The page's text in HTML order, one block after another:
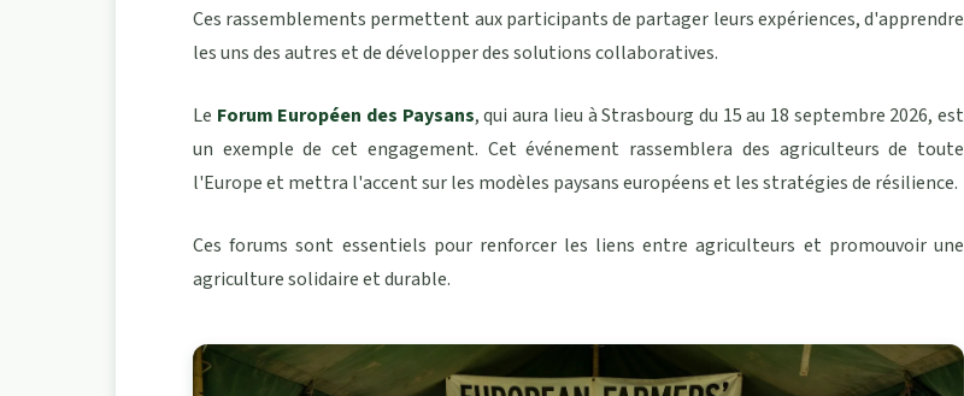
Ces rassemblements permettent aux participants de partager leurs expériences, d'apprendre
les uns des autres et de développer des solutions collaboratives.
Le Forum Européen des Paysans, qui aura lieu à Strasbourg du 15 au 18 septembre 2026, est
un exemple de cet engagement. Cet événement rassemblera des agriculteurs de toute
l'Europe et mettra l'accent sur les modèles paysans européenset les stratégies de résilience.
Ces forums sont essentiels pour renforcer les liens entre agriculteurs et promouvoir une
agriculture solidaire et durable.